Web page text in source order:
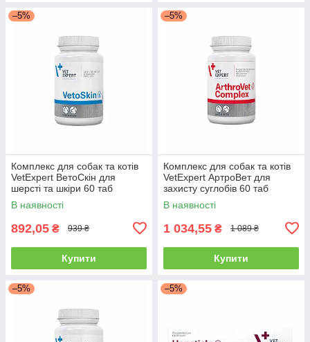
–5%
Комплекс для собак та котів
VetExpert ВетоСкін для
шерсті та шкіри 60 таб
В наявності
892,05 ₴ 939 ₴
Купити
–5%
Комплекс для собак та котів
VetExpert АртроВет для
захисту суглобів 60 таб
В наявності
1 034,55 ₴ 1 089 ₴
Купити
–5% –5%